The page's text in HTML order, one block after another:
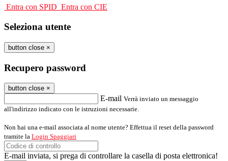
Entra con SPID Entra con CIE
Seleziona utente
button close ×
Recupero password
button close ×
E-mail Verrà inviato un messaggio
all'indirizzo indicato con le istruzioni necessarie.
Non hai una e-mail associata al nome utente? Effettua il reset della password
tramite la Login Spaggiari
E-mail inviata, si prega di controllare la casella di posta elettronica!